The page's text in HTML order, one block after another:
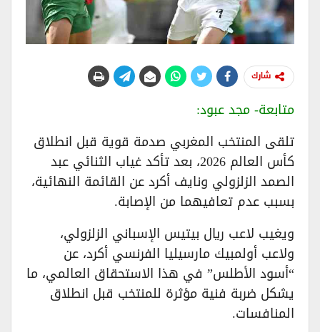
شارك
متابعة- مجد عبود:
تلقى المنتخب المغربي صدمة قوية قبل انطلاق
كأس العالم 2026، بعد تأكد غياب الثنائي عبد
الصمد الزلزولي ونايف أكرد عن القائمة النهائية،
بسبب عدم تعافيهما من الإصابة.
ويغيب لاعب ريال بيتيس الإسباني الزلزولي،
ولاعب أولمبيك مارسيليا الفرنسي أكرد، عن
“أسود الأطلس” في هذا الاستحقاق العالمي، ما
يشكل ضربة فنية مؤثرة للمنتخب قبل انطلاق
المنافسات.